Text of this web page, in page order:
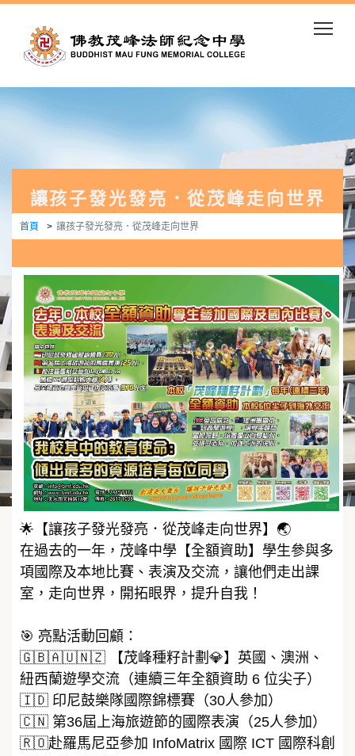
讓孩子發光發亮．從茂峰走向世界
首頁 讓孩子發光發亮．從茂峰走向世界
🌟【讓孩子發光發亮．從茂峰走向世界】🌏
在過去的一年，茂峰中學【全額資助】學生參與多
項國際及本地比賽、表演及交流，讓他們走出課
室，走向世界，開拓眼界，提升自我！
🎯 亮點活動回顧：
🇬🇧🇦🇺🇳🇿 【茂峰種籽計劃💎】英國、澳洲、
紐西蘭遊學交流（連續三年全額資助 6 位尖子）
🇮🇩 印尼鼓樂隊國際錦標賽（30人參加）
🇨🇳 第36屆上海旅遊節的國際表演（25人參加）
🇷🇴赴羅馬尼亞參加 InfoMatrix 國際 ICT 國際科創